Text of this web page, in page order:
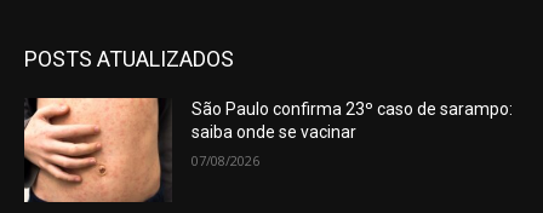
POSTS ATUALIZADOS
São Paulo confirma 23º caso de sarampo:
saiba onde se vacinar
07/08/2026